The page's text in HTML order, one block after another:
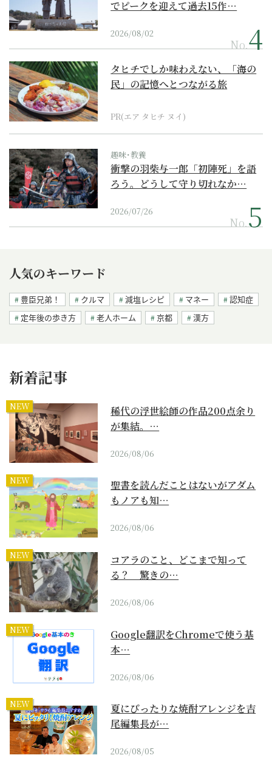
でピークを迎えて過去15作…
2026/08/02
No.
タヒチでしか味わえない、「海の
民」の記憶へとつながる旅
PR(エア タヒチ ヌイ)
趣味･教養
衝撃の羽柴与一郎「初陣死」を語
ろう。どうして守り切れなか…
2026/07/26
No.
人気のキーワード
豊臣兄弟！ クルマ 減塩レシピ マネー
認知症
定年後の歩き方
老人ホーム 京都 漢方
新着記事
NEW
稀代の浮世絵師の作品200点余り
が集結。…
2026/08/06
NEW
聖書を読んだことはないがアダム
もノアも知…
2026/08/06
NEW
コアラのこと、どこまで知って
る？ 驚きの…
2026/08/06
NEW
Google翻訳をChromeで使う基
本…
2026/08/06
NEW
夏にぴったりな焼酎アレンジを吉
尾編集長が…
2026/08/05